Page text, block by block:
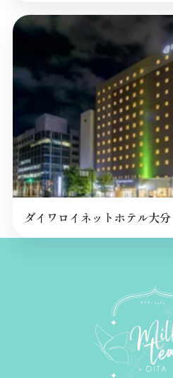
ダイワロイネットホテル大分